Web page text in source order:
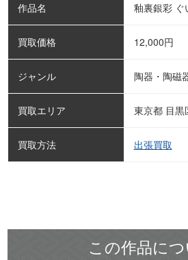
作品名 釉裏銀彩 ぐ
買取価格 12,000円
ジャンル 陶器・陶磁
買取エリア 東京都 目黒
買取方法 出張買取
この作品につ